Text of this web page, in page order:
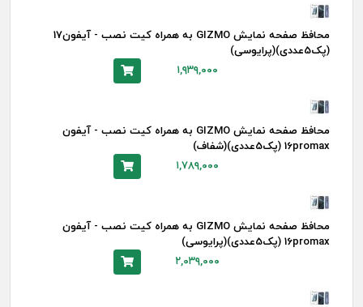
محافظ صفحه نمایش GIZMO به همراه کیت نصب - آیفون17
(پک5عددی)(پرایوسی)
۱,۹۳۹,۰۰۰
محافظ صفحه نمایش GIZMO به همراه کیت نصب - آیفون
16promax (پک5عددی)(شفاف)
۱,۷۸۹,۰۰۰
محافظ صفحه نمایش GIZMO به همراه کیت نصب - آیفون
16promax (پک5عددی)(پرایوسی)
۲,۰۳۹,۰۰۰